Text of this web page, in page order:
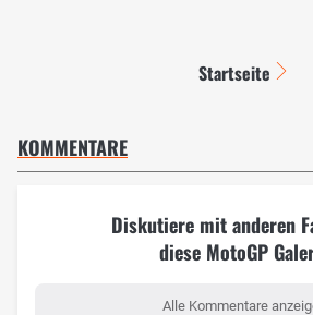
Startseite
KOMMENTARE
Diskutiere mit anderen
diese MotoGP
Alle Kommentare